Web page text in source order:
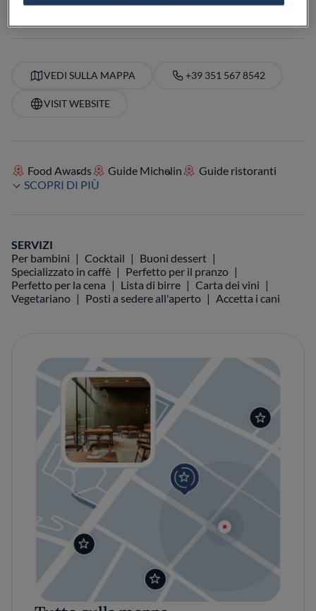
PREZZO
VEDI SULLA MAPPA +39 351 567 8542
VISIT WEBSITE
Food Awards Guide Michelin
Guide ristoranti
SCOPRI DI PIÙ
SERVIZI
Per bambini
Cocktail
Buoni dessert
Specializzato in caffè
Perfetto per il pranzo
Perfetto per la cena
Lista di birre
Carta dei vini
Vegetariano
Posti a sedere all'aperto Accetta i cani